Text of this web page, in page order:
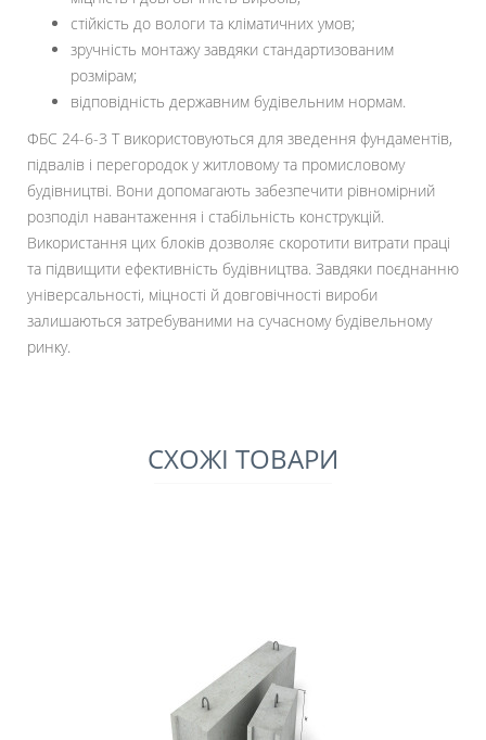
стійкість до вологи та кліматичних умов;
зручність монтажу завдяки стандартизованим
розмірам;
відповідність державним будівельним нормам.
ФБС 24-6-3 Т використовуються для зведення фундаментів,
підвалів і перегородок у житловому та промисловому
будівництві. Вони допомагають забезпечити рівномірний
розподіл навантаження і стабільність конструкцій.
Використання цих блоків дозволяє скоротити витрати праці
та підвищити ефективність будівництва. Завдяки поєднанню
універсальності, міцності й довговічності вироби
залишаються затребуваними на сучасному будівельному
ринку.
СХОЖІ ТОВАРИ